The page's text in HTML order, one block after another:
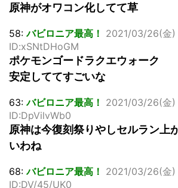
原神がオワコン化してて草
58:バビロニア最高！ 2021/03/26(金)
ID:xSNtDHoGM
ポケモンゴードラクエウォーク
安定しててすごいな
63:バビロニア最高！ 2021/03/26(金)
ID:DpVilvWb0
原神は今復刻祭りやしセルラン上
いわね
68:バビロニア最高！ 2021/03/26(金)
ID:DV/45/UK0